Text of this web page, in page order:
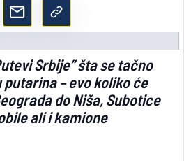
Srbije” šta se tačno
– evo koliko će
do Niša, Subotice
ali i kamione